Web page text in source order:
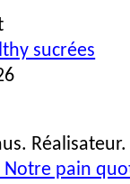
sucrées
Notre pain